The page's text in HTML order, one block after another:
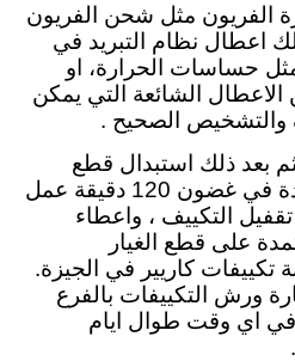
الفريون مثل شحن الفريون
اعطال نظام التبريد في
مثل حساسات الحرارة، او
الاعطال الشائعة التي يمكن
والتشخيص الصحيح .
بعد ذلك استبدال قطع
الغيار التالفة بأخري جديدة في غضون 120 دقيقة عمل
التكييف ، واعطاء
على قطع الغيار
تكييفات كاريير في الجيزة.
ورش التكييفات بالفرع
في اي وقت طوال ايام